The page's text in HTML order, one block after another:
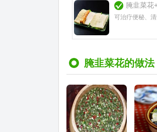
腌韭菜花
可治疗便秘、
腌韭菜花的做法